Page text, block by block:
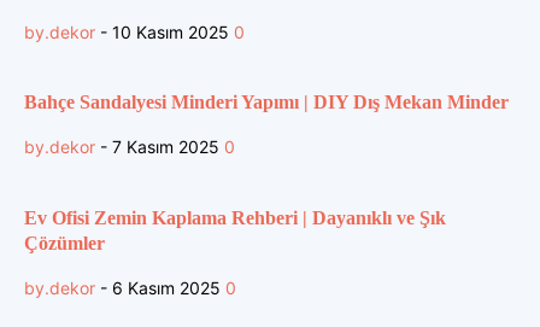
by.dekor - 10 Kasım 2025 0
Bahçe Sandalyesi Minderi Yapımı | DIY Dış Mekan Minder
by.dekor - 7 Kasım 2025 0
Ev Ofisi Zemin Kaplama Rehberi | Dayanıklı ve Şık
Çözümler
by.dekor - 6 Kasım 2025 0